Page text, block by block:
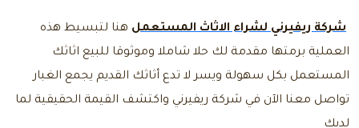
شركة ريفيرني لشراء الاثاث المستعمل هنا لتبسيط هذه
العملية برمتها مقدمة لك حلا شاملا وموثوقا للبيع اثاثك
المستعمل بكل سهولة ويسر لا تدع أثاثك القديم يجمع الغبار
تواصل معنا الآن في شركة ريفيرني واكتشف القيمة الحقيقية لما
لديك